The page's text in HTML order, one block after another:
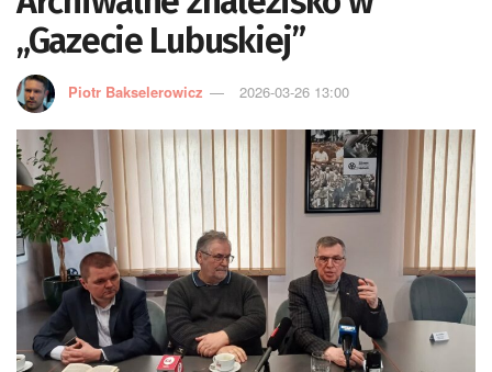
„Gazecie Lubuskiej”
Piotr Bakselerowicz 2026-03-26 13:00